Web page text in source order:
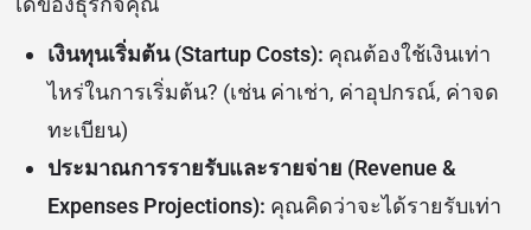
เงินทุนเริ่มต้น (Startup Costs): คุณต้องใช้เงินเท่า
ไหร่ในการเริ่มต้น? (เช่น ค่าเช่า, ค่าอุปกรณ์, ค่าจด
ทะเบียน)
ประมาณการรายรับและรายจ่าย (Revenue &
Expenses Projections): คุณคิดว่าจะได้รายรับเท่า